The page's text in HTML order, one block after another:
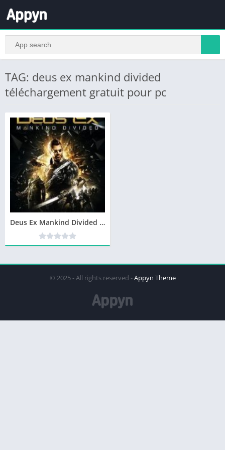
TAG: deus ex mankind divided
téléchargement gratuit pour pc
Deus Ex Mankind Divided Telecharger Gratuit PC
© 2025 - All rights reserved -Appyn Theme